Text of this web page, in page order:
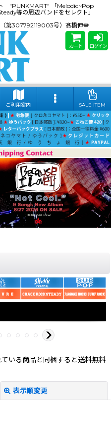
"PUNKMART" 「Melodic~Pop
等の周辺バンドをセレクト」
第307792119003号）髙橋伸幸
カート ログイン
ご利用案内 SALE ITEM
いる商品と同梱すると送料無料
表示順変更